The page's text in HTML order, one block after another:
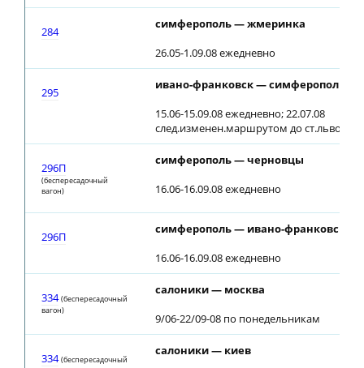
284
симферополь — жмеринка
26.05-1.09.08 ежедневно
295
ивано-франковск — симферополь
15.06-15.09.08 ежедневно; 22.07.08
след.изменен.маршрутом до ст.львов,
296П
(беспересадочный
вагон)
симферополь — черновцы
16.06-16.09.08 ежедневно
296П
симферополь — ивано-франковск
16.06-16.09.08 ежедневно
334 (беспересадочный
вагон)
салоники — москва
9/06-22/09-08 по понедельникам
334 (беспересадочный
салоники — киев